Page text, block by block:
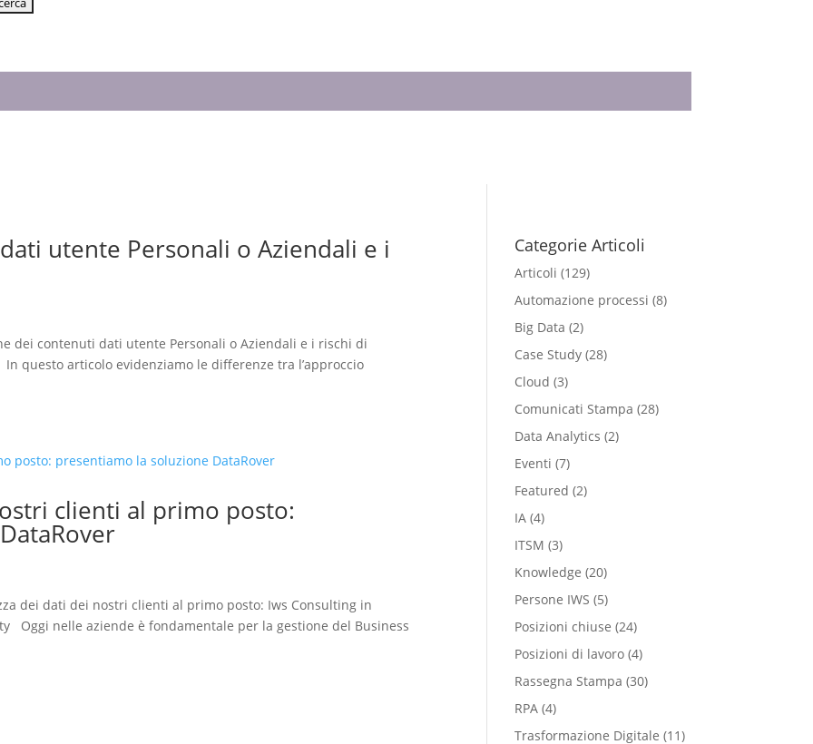
utente Personali o Aziendali e i
dei contenuti dati utente Personali o Aziendali e i rischi di
questo articolo evidenziamo le differenze tra l’approccio
clienti al primo posto:
dei dati dei nostri clienti al primo posto: Iws Consulting in
Oggi nelle aziende è fondamentale per la gestione del Business
Categorie Articoli
Articoli (129)
Automazione processi (8)
Big Data (2)
Case Study (28)
Cloud (3)
Comunicati Stampa (28)
Data Analytics (2)
Eventi (7)
Featured (2)
IA (4)
ITSM (3)
Knowledge (20)
Persone IWS (5)
Posizioni chiuse (24)
Posizioni di lavoro (4)
Rassegna Stampa (30)
RPA (4)
Trasformazione Digitale (11)